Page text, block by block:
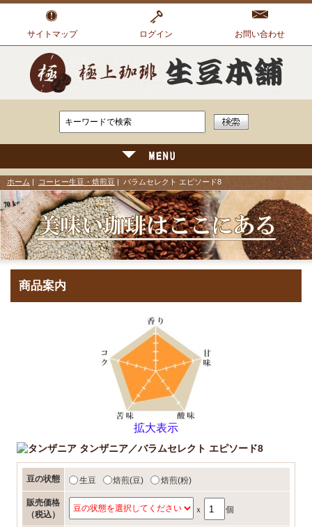
サイトマップ ログイン お問い合わせ
ホーム コーヒー生豆・焙煎豆 | バラムセレクト エピソード8
商品案内
拡大表示
タンザニア／バラムセレクト エピソード8
豆の状態 生豆 焙煎(豆) 焙煎(粉)
販売価格
（税込）
ｘ 個